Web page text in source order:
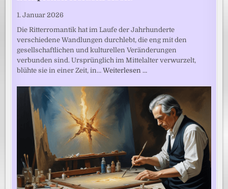
1. Januar 2026
Die Ritterromantik hat im Laufe der Jahrhunderte
verschiedene Wandlungen durchlebt, die eng mit den
gesellschaftlichen und kulturellen Veränderungen
verbunden sind. Ursprünglich im Mittelalter verwurzelt,
blühte sie in einer Zeit, in…Weiterlesen …